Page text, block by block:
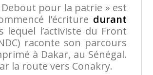
Debout pour la patrie » est
l’écriture durant
lequel l’activiste du Front
raconte son parcours
à Dakar, au Sénégal.
la route vers Conakry.